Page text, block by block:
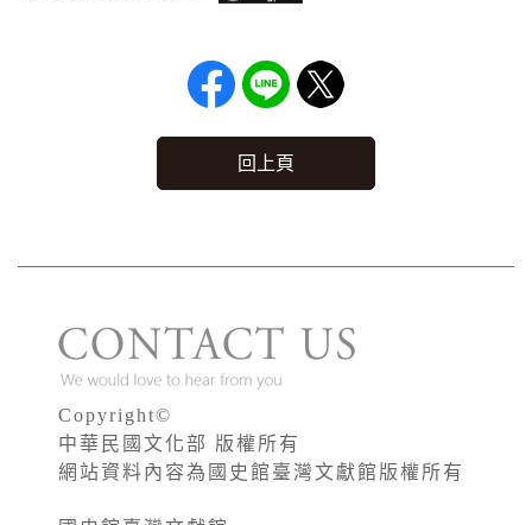
回上頁
Copyright©
中華民國文化部 版權所有
網站資料內容為國史館臺灣文獻館版權所有